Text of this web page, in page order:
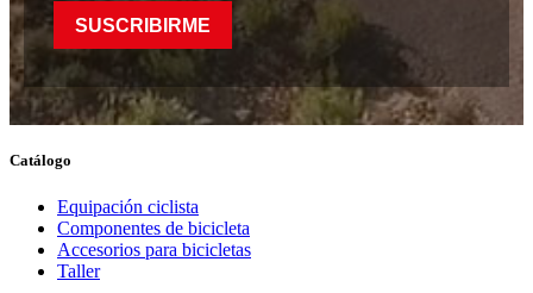
SUSCRIBIRME
Catálogo
Equipación ciclista
Componentes de bicicleta
Accesorios para bicicletas
Taller